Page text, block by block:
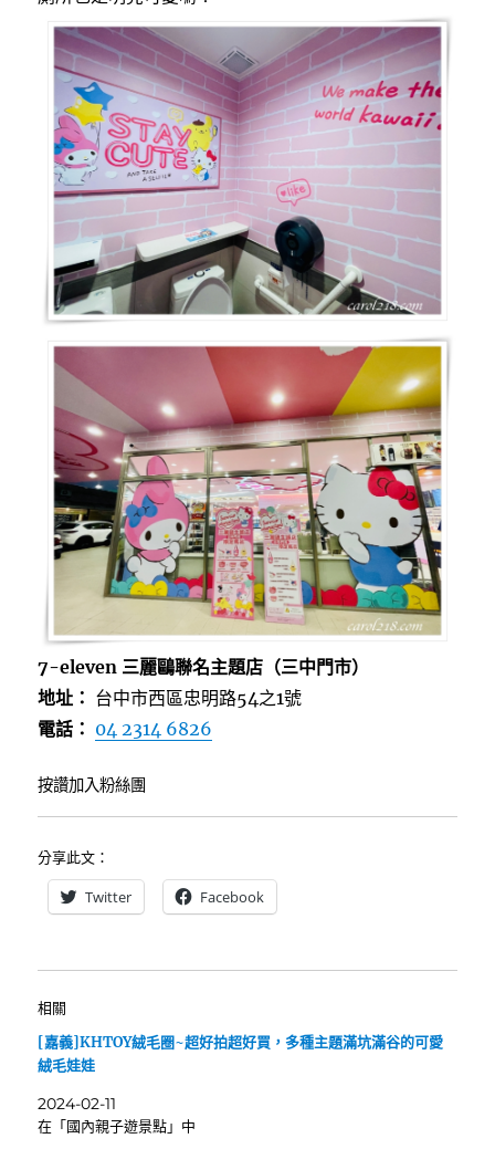
7-eleven 三麗鷗聯名主題店（三中門市）
地址： 台中市西區忠明路54之1號
電話： 04 2314 6826
按讚加入粉絲團
分享此文：
Twitter Facebook
相關
[嘉義]KHTOY絨毛圈~超好拍超好買，多種主題滿坑滿谷的可愛
絨毛娃娃
2024-02-11
在「國內親子遊景點」中